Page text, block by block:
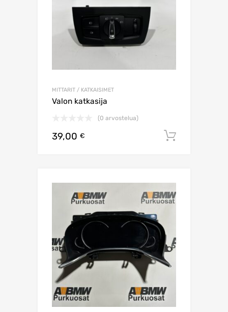
MITTARIT / KATKAISIMET
Valon katkasija
(0 arvostelua)
39,00 €